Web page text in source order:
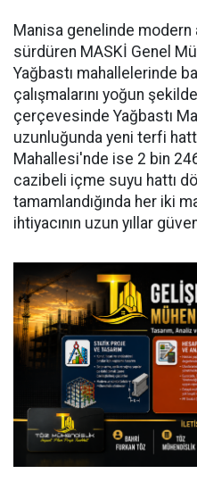
Manisa genelinde modern
sürdüren MASKİ Genel
Yağbastı mahallelerinde
çalışmalarını yoğun
çerçevesinde Yağbastı
uzunluğunda yeni terfi
Mahallesi'nde ise 2 bin
cazibeli içme suyu hattı
tamamlandığında her iki
ihtiyacının uzun yıllar